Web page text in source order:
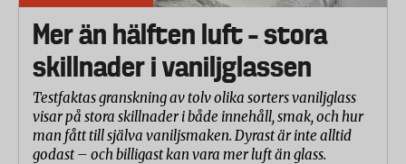
Duracell Plus
Energizer Ultra+
Panasonic Extreme Power
Philips Extreme Life+
Mer än hälften luft – stora
skillnader i vaniljglassen
Testfaktas granskning av tolv olika sorters vaniljglass
visar på stora skillnader i både innehåll, smak, och hur
man fått till själva vaniljsmaken. Dyrast är inte alltid
godast – och billigast kan vara mer luft än glass.